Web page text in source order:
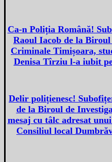
Ca-n Poliția Română!
Raoul Iacob de la
Criminale Timișoara,
Denisa Tîrziu l-a iubit
Delir polițienesc!
de la Biroul de
mesaj cu tâlc adresat
Consiliul local